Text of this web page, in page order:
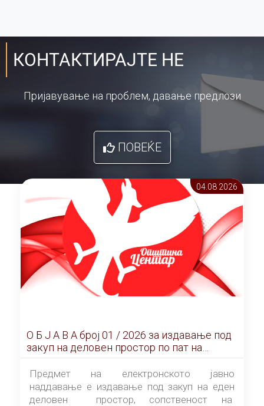
КОНТАКТИРАЈТЕ НЕ
Пријавување на проблем, давање предлози
ПОВЕЌЕ
04.08 2026
О Б Ј А В А брoj 01 / 2026 за издавање под
закуп на деловен простор по пат на
ЕЛЕКТРОНСКО ЈАВНО НАДДАВАЊЕ
Предмет на електронското јавно
наддавање е издавање под закуп на еден
деловен простор, сопственост на